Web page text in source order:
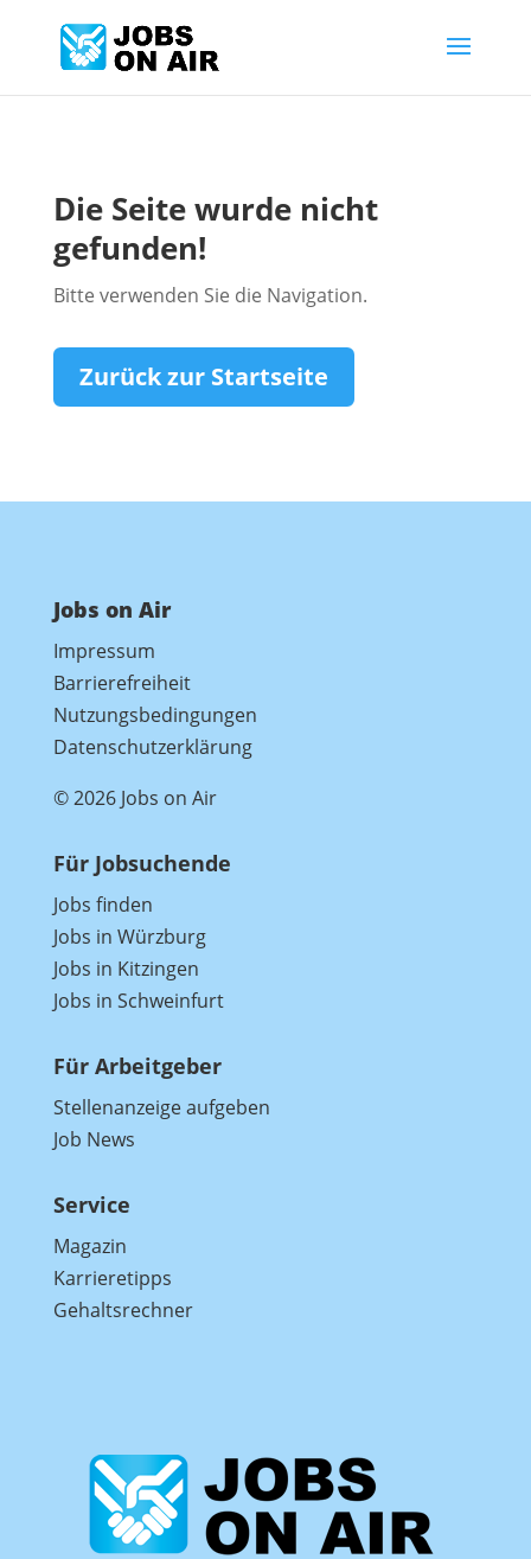
Die Seite wurde nicht
gefunden!
Bitte verwenden Sie die Navigation.
Zurück zur Startseite
Jobs on Air
Impressum
Barrierefreiheit
Nutzungsbedingungen
Datenschutzerklärung
© 2026 Jobs on Air
Für Jobsuchende
Jobs finden
Jobs in Würzburg
Jobs in Kitzingen
Jobs in Schweinfurt
Für Arbeitgeber
Stellenanzeige aufgeben
Job News
Service
Magazin
Karrieretipps
Gehaltsrechner